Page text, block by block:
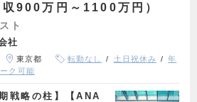
900万円～1100万円）
ト
社
東京都 転勤なし 土日祝休み
年
ク可能
戦略の柱】【ANA